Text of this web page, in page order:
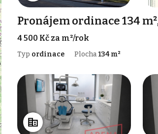
Pronájem ordinace 134
4 500 Kč za m²/rok
Typ ordinace Plocha134 m²